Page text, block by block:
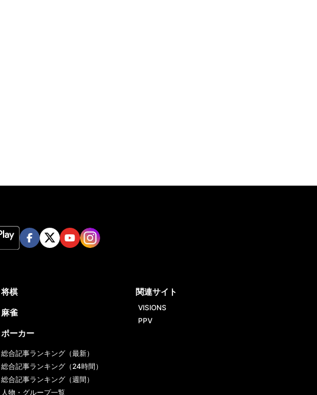
将棋
麻雀
ポーカー
総合記事ランキング（最新）
総合記事ランキング（24時間）
総合記事ランキング（週間）
人物・グループ一覧
関連サイト
VISIONS
PPV